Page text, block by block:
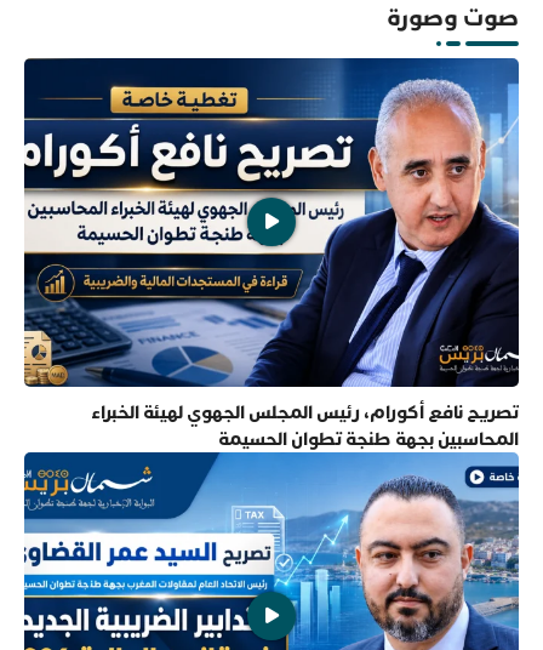
صوت وصورة
تصريح نافع أكورام، رئيس المجلس الجهوي لهيئة الخبراء
المحاسبين بجهة طنجة تطوان الحسيمة